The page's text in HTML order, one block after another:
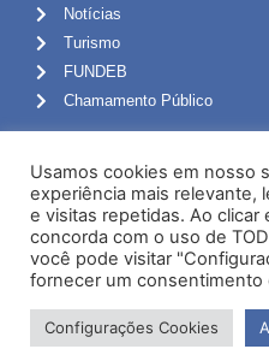
Notícias
Turismo
FUNDEB
Chamamento Público
Portal do Servidor
Webmail
Administração
Usamos cookies em nosso
experiência mais relevante,
e visitas repetidas. Ao clicar
concorda com o uso de
você pode visitar
fornecer um consentimento
Configurações Cookies